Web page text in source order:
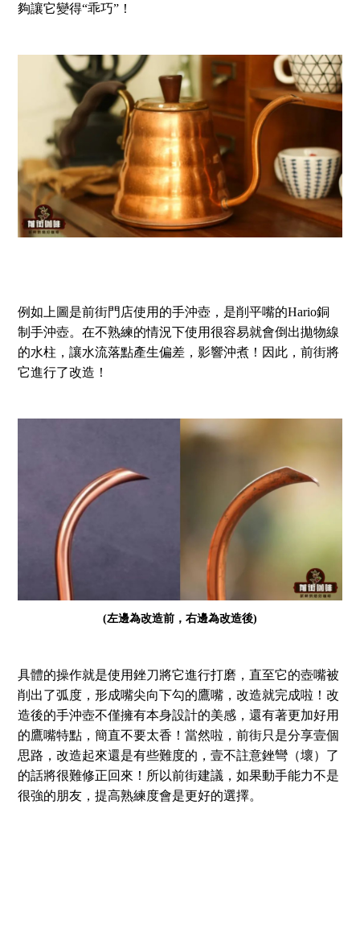
夠讓它變得“乖巧”！
例如上圖是前街門店使用的手沖壺，是削平嘴的Hario銅
制手沖壺。在不熟練的情況下使用很容易就會倒出拋物線
的水柱，讓水流落點產生偏差，影響沖煮！因此，前街將
它進行了改造！
(左邊為改造前，右邊為改造後)
具體的操作就是使用銼刀將它進行打磨，直至它的壺嘴被
削出了弧度，形成嘴尖向下勾的鷹嘴，改造就完成啦！改
造後的手沖壺不僅擁有本身設計的美感，還有著更加好用
的鷹嘴特點，簡直不要太香！當然啦，前街只是分享壹個
思路，改造起來還是有些難度的，壹不註意銼彎（壞）了
的話將很難修正回來！所以前街建議，如果動手能力不是
很強的朋友，提高熟練度會是更好的選擇。